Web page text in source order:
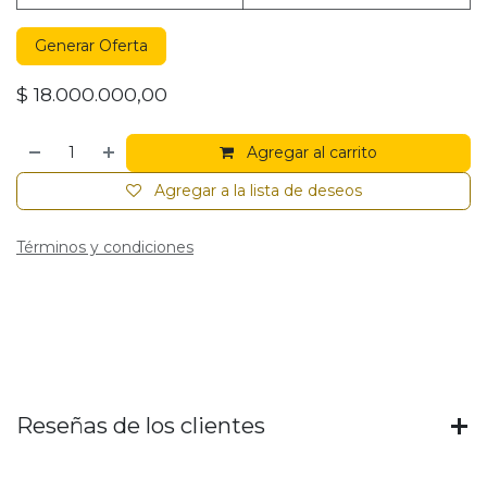
Generar Oferta
$18.000.000,00
Agregar al carrito
Agregar a la lista de deseos
Términos y condiciones
Reseñas de los clientes